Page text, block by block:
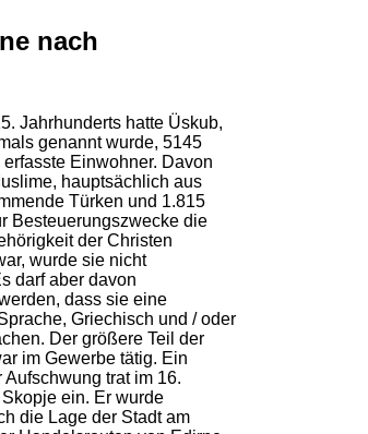
nach
Jahrhunderts hatte Üskub,
genannt wurde, 5145
Einwohner. Davon
hauptsächlich aus
Türken und 1.815
Besteuerungszwecke die
der Christen
wurde sie nicht
darf aber davon
dass sie eine
Griechisch und / oder
Der größere Teil der
im Gewerbe tätig. Ein
trat im 16.
ein. Er wurde
die Lage der Stadt am